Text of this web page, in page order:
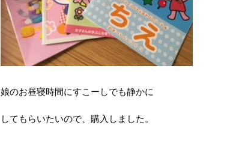
娘のお昼寝時間にすこーしでも静かに
してもらいたいので、購入しました。